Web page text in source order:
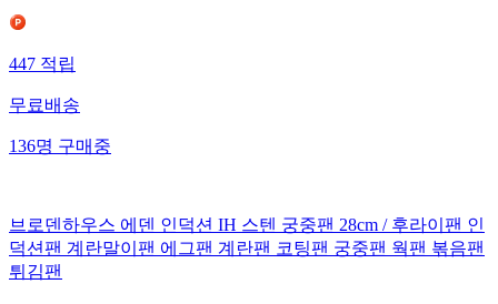
447적립
무료배송
136명구매중
브로덴하우스 에덴 인덕션 IH 스텐 궁중팬 28cm / 후라이팬 인
덕션팬 계란말이팬 에그팬 계란팬 코팅팬 궁중팬 웍팬 볶음팬
튀김팬